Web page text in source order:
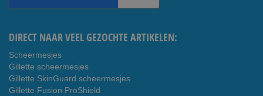
nieuwsbrief
DIRECT NAAR VEEL GEZOCHTE ARTIKELEN:
Scheermesjes
Gillette scheermesjes
Gillette SkinGuard scheermesjes
Gillette Fusion ProShield